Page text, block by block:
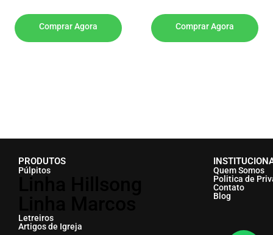
Comprar Agora Comprar Agora
PRODUTOS
Púlpitos
Letreiros
Artigos de Igreja
Quem Somos
Politica de
Contato
Blog